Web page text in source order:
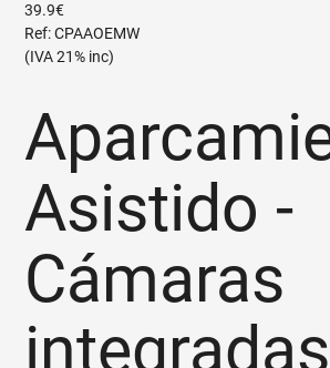
39.9€
Ref: CPAAOEMW
(IVA 21% inc)
Asistido -
Cámaras
integradas